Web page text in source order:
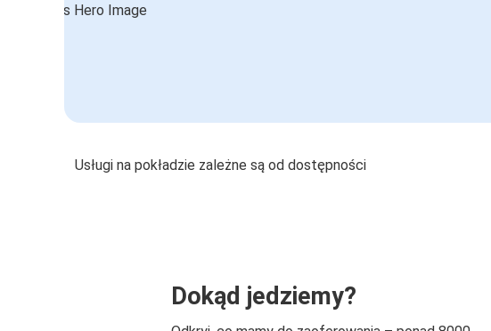
Usługi na pokładzie zależne są od dostępności
Dokąd jedziemy?